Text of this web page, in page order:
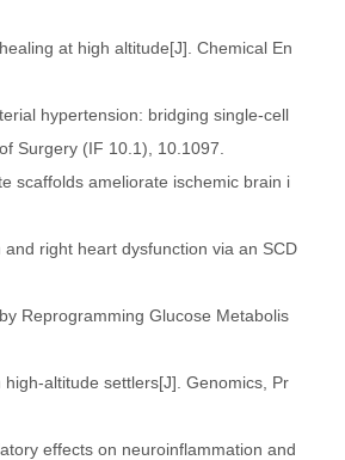
at high altitude[J]. Chemical En
hypertension: bridging single-cell
Surgery (IF 10.1), 10.1097.
scaffolds ameliorate ischemic brain i
right heart dysfunction via an SCD
Reprogramming Glucose Metabolis
altitude settlers[J]. Genomics, Pr
effects on neuroinflammation and